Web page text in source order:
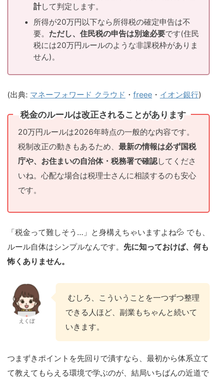
計して判定します。
所得が20万円以下なら所得税の確定申告は不
要。 ただし、住民税の申告は別途必要です(住民
税には20万円ルールのような非課税枠がありま
せん)。
(出典: マネーフォワード クラウド ・ freee ・ イオン銀行)
税金のルールは改正されることがあります
20万円ルールは2026年時点の一般的な内容です。
税制改正の動きもあるため、 最新の情報は必ず国税
庁や、お住まいの自治体・税務署で確認してくださ
いね。心配な場合は税理士さんに相談するのも安心
です。
「税金って難しそう…」と身構えちゃいますよね💦 でも、
ルール自体はシンプルなんです。 先に知っておけば、何も
怖くありません。
えくぼ
むしろ、こういうことを一つずつ整理
できる人ほど、副業もちゃんと続いて
いきます。
つまずきポイントを先回りで潰すなら、最初から体系立て
て教えてもらえる環境で学ぶのが、結局いちばんの近道で